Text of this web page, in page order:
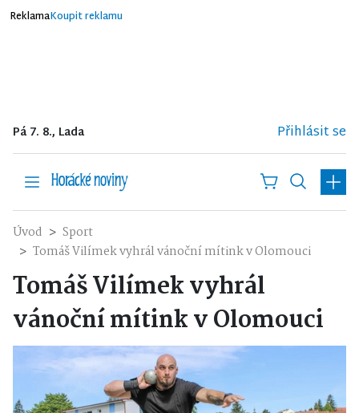
ReklamaKoupit reklamu
Pá 7. 8., Lada Přihlásit se
Úvod
Sport
Tomáš Vilímek vyhrál vánoční mítink v Olomouci
Tomáš Vilímek vyhrál
vánoční mítink v Olomouci